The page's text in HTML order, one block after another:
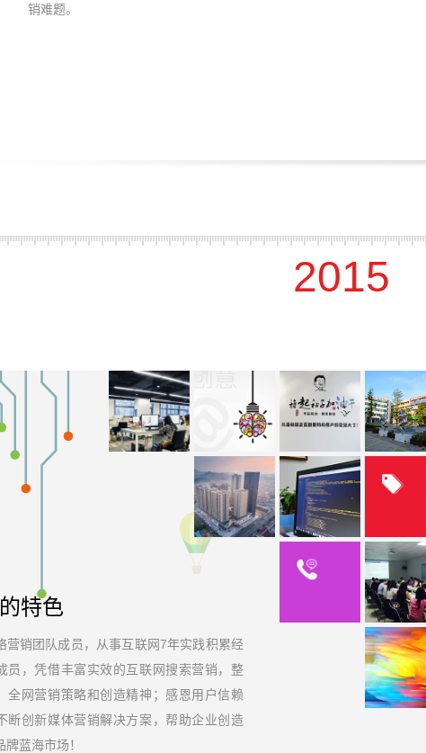
销难题。
2015
特色
营销团队成员，从事互联网7年实践积累经
员，凭借丰富实效的互联网搜索营销，整
全网营销策略和创造精神；感恩用户信赖
断创新媒体营销解决方案，帮助企业创造
牌蓝海市场！